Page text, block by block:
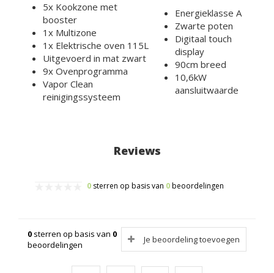
5x Kookzone met
booster
1x Multizone
1x Elektrische oven 115L
Uitgevoerd in mat zwart
9x Ovenprogramma
Vapor Clean
reinigingssysteem
Energieklasse A
Zwarte poten
Digitaal touch
display
90cm breed
10,6kW
aansluitwaarde
Reviews
0 sterren op basis van 0beoordelingen
0 sterren op basis van 0
beoordelingen
Je beoordeling toevoegen